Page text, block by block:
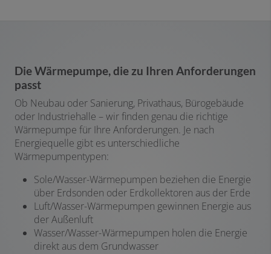
Die Wärmepumpe, die zu Ihren Anforderungen
passt
Ob Neubau oder Sanierung, Privathaus, Bürogebäude
oder Industriehalle – wir finden genau die richtige
Wärmepumpe für Ihre Anforderungen. Je nach
Energiequelle gibt es unterschiedliche
Wärmepumpentypen:
Sole/Wasser-Wärmepumpen beziehen die Energie
über Erdsonden oder Erdkollektoren aus der Erde
Luft/Wasser-Wärmepumpen gewinnen Energie aus
der Außenluft
Wasser/Wasser-Wärmepumpen holen die Energie
direkt aus dem Grundwasser